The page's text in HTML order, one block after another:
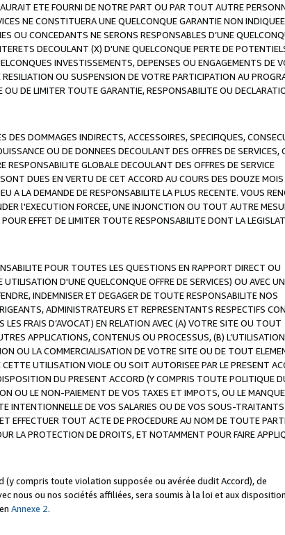
ETE FOURNI DE NOTRE PART OU PAR TOUT AUTRE
NE CONSTITUERA UNE QUELCONQUE GARANTIE NON INDIQUEE
OU CONCEDANTS NE SERONS RESPONSABLES D’UNE
DECOULANT (X) D'UNE QUELCONQUE PERTE DE
INVESTISSEMENTS, DEPENSES OU ENGAGEMENTS DE
OU SUSPENSION DE VOTRE PARTICIPATION AU
DE LIMITER TOUTE GARANTIE, RESPONSABILITE OU
DOMMAGES INDIRECTS, ACCESSOIRES, SPECIFIQUES,
OU DE DONNEES DECOULANT DES OFFRES DE SERVICES,
GLOBALE DECOULANT DES OFFRES DE SERVICE
DUES EN VERTU DE CET ACCORD AU COURS DES DOUZE MOIS
A LA DEMANDE DE RESPONSABILITE LA PLUS RECENTE. VOUS
l'EXECUTION FORCEE, UNE INJONCTION OU TOUT AUTRE
EFFET DE LIMITER TOUTE RESPONSABILITE DONT LA
POUR TOUTES LES QUESTIONS EN RAPPORT DIRECT OU
D'UNE QUELCONQUE OFFRE DE SERVICES) OU AVEC
INDEMNISER ET DEGAGER DE TOUTE RESPONSABILITE NOS
ADMINISTRATEURS ET REPRESENTANTS RESPECTIFS
FRAIS D’AVOCAT) EN RELATION AVEC (A) VOTRE SITE OU TOUT
APPLICATIONS, CONTENUS OU PROCESSUS, (B)
OU LA COMMERCIALISATION DE VOTRE SITE OU DE TOUT
UTILISATION VIOLE OU SOIT AUTORISEE PAR LE PRESENT
DU PRESENT ACCORD (Y COMPRIS TOUTE POLITIQUE
OU LE NON-PAIEMENT DE VOS TAXES ET IMPOTS, OU LE
INTENTIONNELLE DE VOS SALARIES OU DE VOS SOUS-
EFFECTUER TOUT ACTE DE PROCEDURE AU NOM DE TOUTE
LA PROTECTION DE DROITS, ET NOTAMMENT POUR FAIRE
compris toute violation supposée ou avérée dudit Accord), de
nous ou nos sociétés affiliées, sera soumis à la loi et aux
Annexe 2.